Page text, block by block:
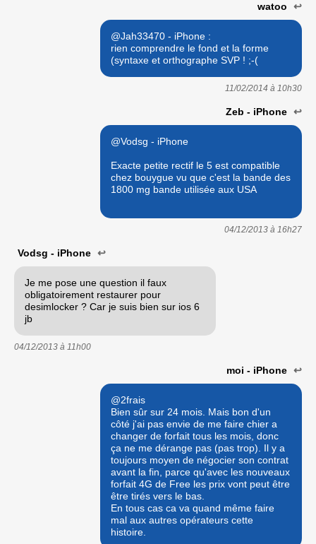
watoo ↩
@Jah33470 - iPhone :
rien comprendre le fond et la forme
(syntaxe et orthographe SVP ! ;-(
11/02/2014 à 10h30
Zeb - iPhone ↩
@Vodsg - iPhone
Exacte petite rectif le 5 est compatible
chez bouygue vu que c'est la bande des
1800 mg bande utilisée aux USA
04/12/2013 à 16h27
Vodsg - iPhone ↩
Je me pose une question il faux
obligatoirement restaurer pour
desimlocker ? Car je suis bien sur ios 6
jb
04/12/2013 à 11h00
moi - iPhone ↩
@2frais
Bien sûr sur 24 mois. Mais bon d'un
côté j'ai pas envie de me faire chier a
changer de forfait tous les mois, donc
ça ne me dérange pas (pas trop). Il y a
toujours moyen de négocier son contrat
avant la fin, parce qu'avec les nouveaux
forfait 4G de Free les prix vont peut être
être tirés vers le bas.
En tous cas ca va quand même faire
mal aux autres opérateurs cette
histoire.